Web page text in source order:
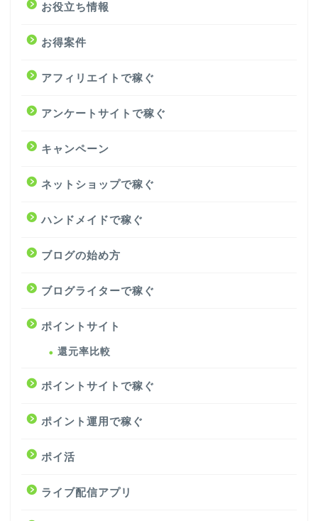
お役立ち情報
お得案件
アフィリエイトで稼ぐ
アンケートサイトで稼ぐ
キャンペーン
ネットショップで稼ぐ
ハンドメイドで稼ぐ
ブログの始め方
ブログライターで稼ぐ
ポイントサイト
還元率比較
ポイントサイトで稼ぐ
ポイント運用で稼ぐ
ポイ活
ライブ配信アプリ